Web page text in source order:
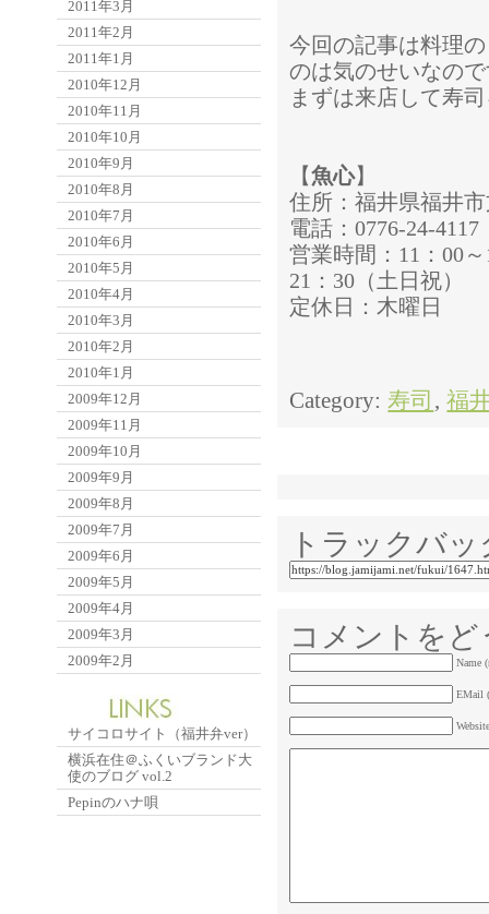
今回の記事は料理
のは気のせいなの
まずは来店して寿
【魚心】
住所：福井県福井市
電話：0776-24-4117
営業時間：11：00
21：30（土日祝）
定休日：木曜日
Category: 寿司 , 福
トラックバッ
コメントをど
Name
EMail
2011年3月
2011年2月
2011年1月
2010年12月
2010年11月
2010年10月
2010年9月
2010年8月
2010年7月
2010年6月
2010年5月
2010年4月
2010年3月
2010年2月
2010年1月
2009年12月
2009年11月
2009年10月
2009年9月
2009年8月
2009年7月
2009年6月
2009年5月
2009年4月
2009年3月
2009年2月
サイコロサイト（福井弁ver）
横浜在住＠ふくいブランド大
使のブログ vol.2
Pepinのハナ唄